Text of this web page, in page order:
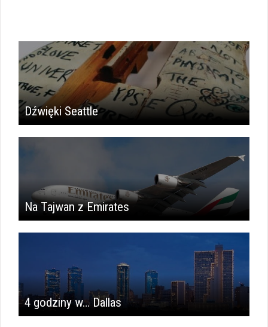
Dźwięki Seattle
Na Tajwan z Emirates
4 godziny w… Dallas